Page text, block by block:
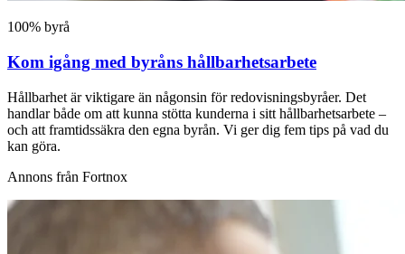
100% byrå
Kom igång med byråns hållbarhetsarbete
Hållbarhet är viktigare än någonsin för redovisningsbyråer. Det
handlar både om att kunna stötta kunderna i sitt hållbarhetsarbete –
och att framtidssäkra den egna byrån. Vi ger dig fem tips på vad du
kan göra.
Annons från Fortnox